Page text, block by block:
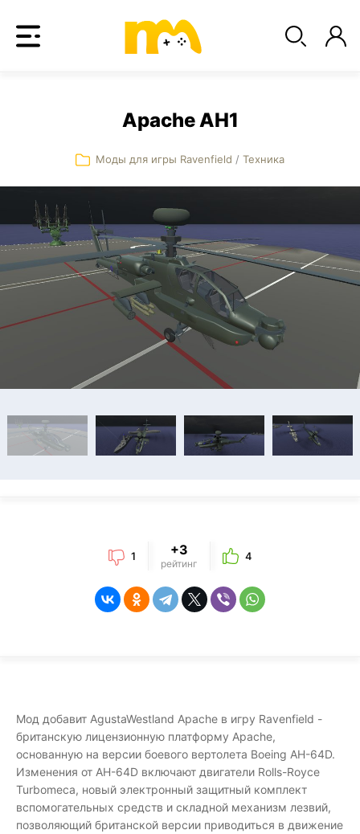
Apache AH1
Моды для игры Ravenfield / Техника
1 +3
рейтинг
4
Мод добавит AgustaWestland Apache в игру Ravenfield -
британскую лицензионную платформу Apache,
основанную на версии боевого вертолета Boeing AH-64D.
Изменения от AH-64D включают двигатели Rolls-Royce
Turbomeca, новый электронный защитный комплект
вспомогательных средств и складной механизм лезвий,
позволяющий британской версии приводиться в движение